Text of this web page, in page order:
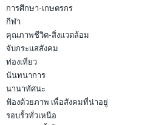
การศึกษา-เกษตรกร
กีฬา
คุณภาพชีวิต-สิ่งแวดล้อม
จับกระแสสังคม
ท่องเที่ยว
นันทนาการ
นานาทัศนะ
ฟ้องด้วยภาพ เพื่อสังคมที่น่าอยู่
รอบรั้วทั่วเหนือ